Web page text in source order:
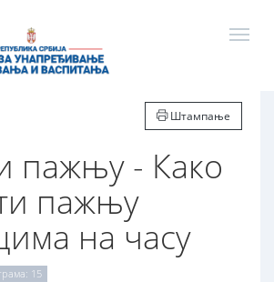
Штампање
пажњу - Како
пажњу
на часу
15